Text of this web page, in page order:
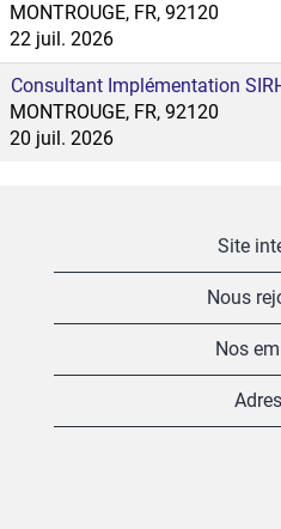
MONTROUGE, FR, 92120
22 juil. 2026
Consultant Implémentation
MONTROUGE, FR, 92120
20 juil. 2026
Site
Nous
Nos